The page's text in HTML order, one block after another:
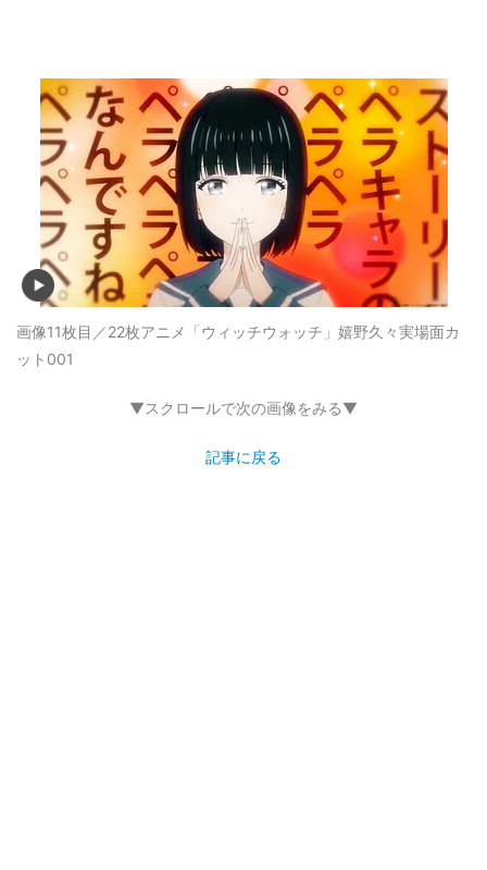
画像11枚目／22枚アニメ「ウィッチウォッチ」嬉野久々実場面カ
ット001
▼スクロールで次の画像をみる▼
記事に戻る